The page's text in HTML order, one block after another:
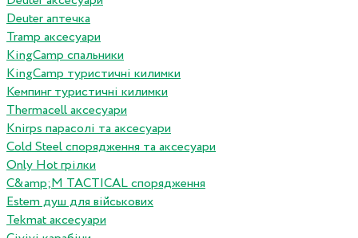
Deuter аптечка
Tramp аксесуари
KingCamp спальники
KingCamp туристичні килимки
Кемпинг туристичні килимки
Thermacell аксесуари
Knirps парасолі та аксесуари
Cold Steel спорядження та аксесуари
Only Hot грілки
C&amp;M TACTICAL спорядження
Estem душ для військових
Tekmat аксесуари